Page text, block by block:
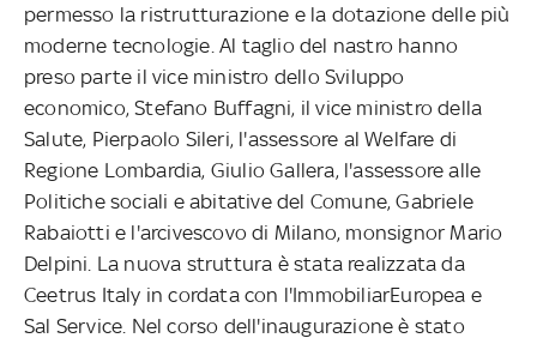
permesso la ristrutturazione e la dotazione delle più
moderne tecnologie. Al taglio del nastro hanno
preso parte il vice ministro dello Sviluppo
economico, Stefano Buffagni, il vice ministro della
Salute, Pierpaolo Sileri, l'assessore al Welfare di
Regione Lombardia, Giulio Gallera, l'assessore alle
Politiche sociali e abitative del Comune, Gabriele
Rabaiotti e l'arcivescovo di Milano, monsignor Mario
Delpini. La nuova struttura è stata realizzata da
Ceetrus Italy in cordata con l'ImmobiliarEuropea e
Sal Service. Nel corso dell'inaugurazione è stato